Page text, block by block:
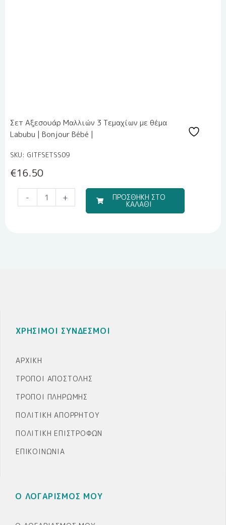
Σετ Αξεσουάρ Μαλλιών 3 Τεμαχίων με θέμα
Labubu | Bonjour Bébé |
SKU: GITFSETSS09
€16.50
-
Boy
+ ΠΡΟΣΘΗΚΗ ΣΤΟ
ΚΑΛΑΘΙ
ΧΡΗΣΙΜΟΙ ΣΥΝΔΕΣΜΟΙ
ΑΡΧΙΚΉ
ΤΡΌΠΟΙ ΑΠΟΣΤΟΛΉΣ
ΤΡΌΠΟΙ ΠΛΗΡΩΜΉΣ
ΠΟΛΙΤΙΚΉ ΑΠΟΡΡΉΤΟΥ
ΠΟΛΙΤΙΚΉ ΕΠΙΣΤΡΟΦΏΝ
ΕΠΙΚΟΙΝΩΝΊΑ
Ο ΛΟΓΑΡΙΣΜΟΣ ΜΟΥ